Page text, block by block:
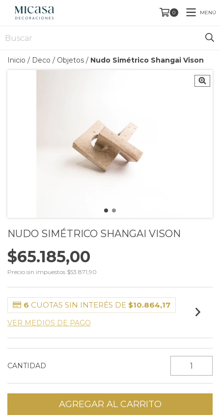
0 MENÚ
Inicio / Deco / Objetos / Nudo Simétrico Shangai Vison
NUDO SIMÉTRICO SHANGAI VISON
$65.185,00
Precio sin impuestos $53.871,90
6 CUOTAS SIN INTERÉS DE $10.864,17
VER MEDIOS DE PAGO
CANTIDAD